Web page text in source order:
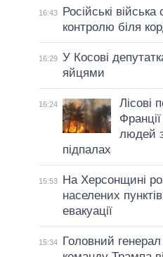
16:43
Російські
контролю біля
16:29 У Косові
яйцями
16:24
Лісові
людей
підпалах
15:53
На Херсонщині
населених
евакуації
15:34
Головний